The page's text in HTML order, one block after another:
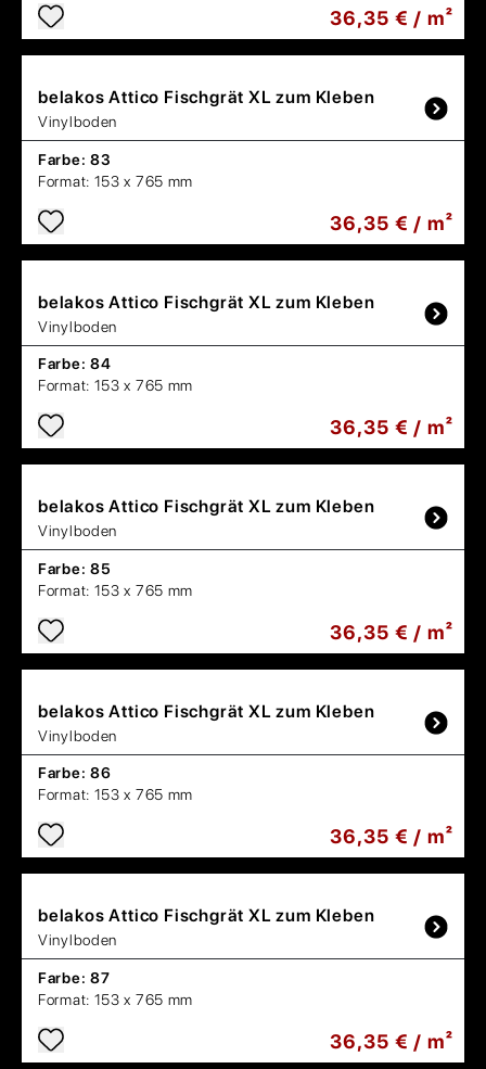
36,35 € / m²
belakosAttico Fischgrät XL zum Kleben
Vinylboden
Farbe: 83
Format: 153 x 765 mm
36,35 € / m²
belakosAttico Fischgrät XL zum Kleben
Vinylboden
Farbe: 84
Format: 153 x 765 mm
36,35 € / m²
belakosAttico Fischgrät XL zum Kleben
Vinylboden
Farbe: 85
Format: 153 x 765 mm
36,35 € / m²
belakosAttico Fischgrät XL zum Kleben
Vinylboden
Farbe: 86
Format: 153 x 765 mm
36,35 € / m²
belakosAttico Fischgrät XL zum Kleben
Vinylboden
Farbe: 87
Format: 153 x 765 mm
36,35 € / m²